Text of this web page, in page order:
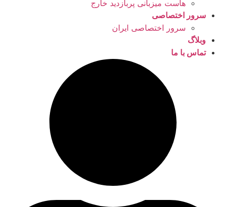
هاست میزبانی پربازدید خارج
سرور اختصاصی
سرور اختصاصی ایران
وبلاگ
تماس با ما